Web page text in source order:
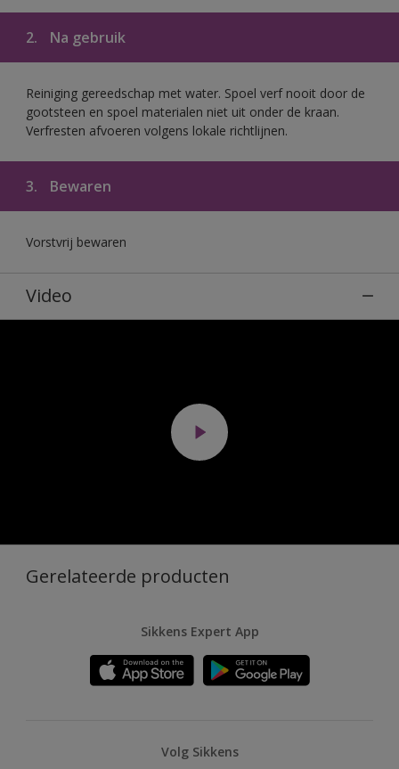
2. Na gebruik
Reiniging gereedschap met water. Spoel verf nooit door de
gootsteen en spoel materialen niet uit onder de kraan.
Verfresten afvoeren volgens lokale richtlijnen.
3. Bewaren
Vorstvrij bewaren
Video
Gerelateerde producten
Sikkens Expert App
Volg Sikkens